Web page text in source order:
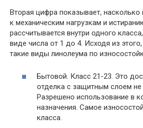
Вторая цифра показывает, насколько
к механическим нагрузкам и
рассчитывается внутри одного
виде числа от 1 до 4. Исходя из
такие виды линолеума по
Бытовой. Класс 21-23. Это
отделка с защитным слоем
Разрешено использование в
назначения. Самое
класса.